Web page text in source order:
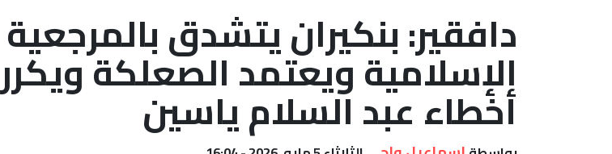
دافقير: بنكيران يتشدق بالمرجعية
الإسلامية ويعتمد الصعلكة ويكرر
أخطاء عبد السلام ياسين